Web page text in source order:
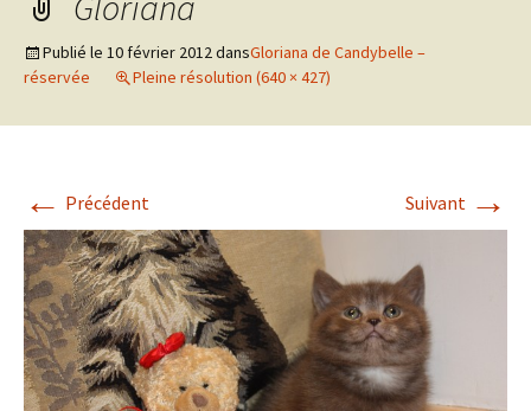
Publié le 10 février 2012dansGloriana de Candybelle –
réservée
Pleine résolution (640 × 427)
← Précédent Suivant →